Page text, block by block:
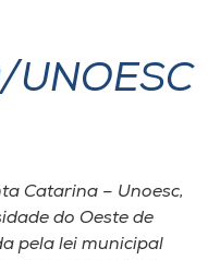
UNOESC
Catarina – Unoesc,
do Oeste de
pela lei municipal